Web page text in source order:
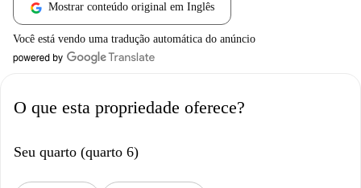
Mostrar conteúdo original em Inglês
Você está vendo uma tradução automática do anúncio
O que esta propriedade oferece?
Seu quarto (quarto 6)